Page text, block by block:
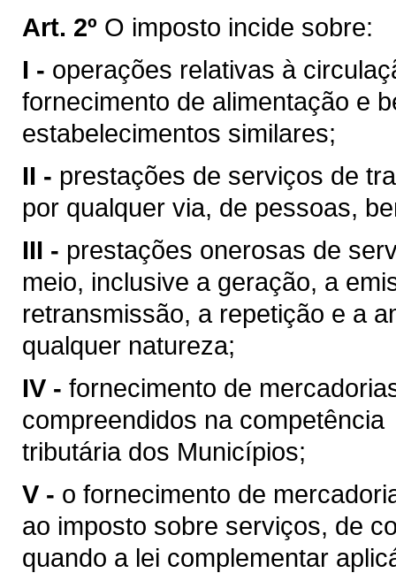
Art. 2º O imposto incide sobre:
I - operações relativas à
fornecimento de alimentação e
estabelecimentos similares;
II - prestações de serviços de
por qualquer via, de pessoas,
III - prestações onerosas de
meio, inclusive a geração, a
retransmissão, a repetição e a
qualquer natureza;
IV - fornecimento de
compreendidos na competência
tributária dos Municípios;
V - o fornecimento de
ao imposto sobre serviços, de
quando a lei complementar